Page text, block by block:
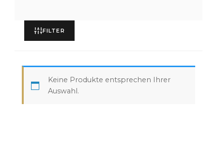
FILTER
Keine Produkte entsprechen Ihrer
Auswahl.